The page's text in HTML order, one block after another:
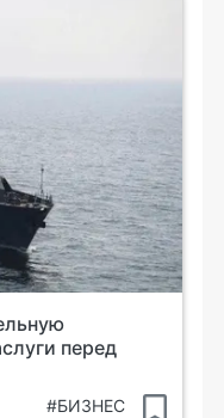
перед
#БИЗНЕС